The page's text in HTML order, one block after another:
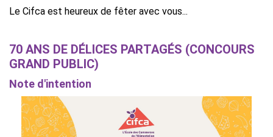
Le Cifca est heureux de fêter avec vous...
70 ANS DE DÉLICES PARTAGÉS (CONCOURS
GRAND PUBLIC)
Note d'intention